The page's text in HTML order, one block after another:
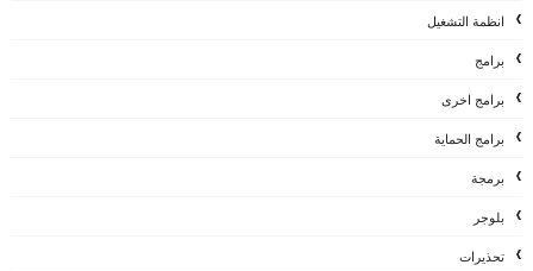
انظمة التشغيل
برامج
برامج اخرى
برامج الحماية
برمجة
بلوجر
تحذيرات